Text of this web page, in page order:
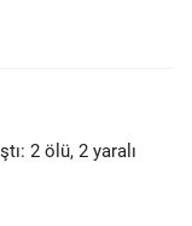
2 ölü, 2 yaralı